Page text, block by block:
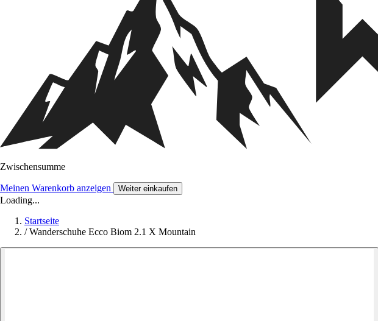
Zwischensumme
Meinen Warenkorb anzeigen Weiter einkaufen
Loading...
Startseite
/ Wanderschuhe Ecco Biom 2.1 X Mountain